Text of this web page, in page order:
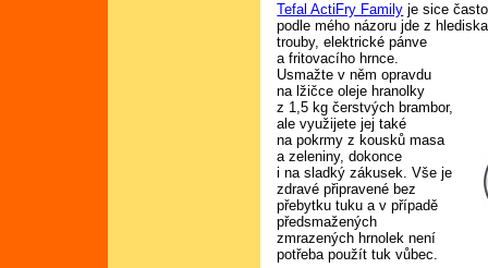
Tefal ActiFry Family je sice
podle mého názoru jde z hlediska
trouby, elektrické pánve
a fritovacího hrnce.
Usmažte v něm opravdu
na lžičce oleje hranolky
z 1,5 kg čerstvých brambor,
ale využijete jej také
na pokrmy z kousků masa
a zeleniny, dokonce
i na sladký zákusek. Vše je
zdravé připravené bez
přebytku tuku a v případě
předsmažených
zmrazených hrnolek není
potřeba použít tuk vůbec.